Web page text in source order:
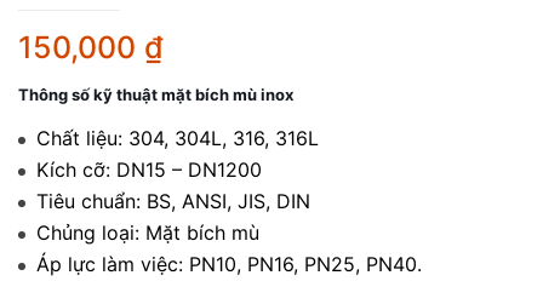
150,000 ₫
Thông số kỹ thuật mặt bích mù inox
Chất liệu: 304, 304L, 316, 316L
Kích cỡ: DN15 – DN1200
Tiêu chuẩn: BS, ANSI, JIS, DIN
Chủng loại: Mặt bích mù
Áp lực làm việc: PN10, PN16, PN25, PN40.